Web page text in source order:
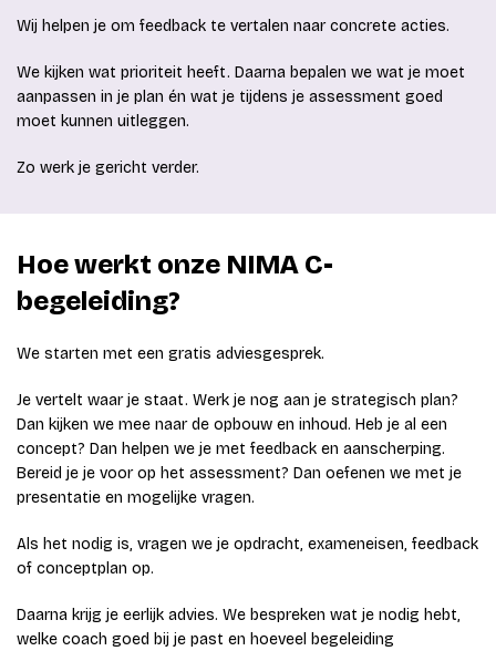
Wij helpen je om feedback te vertalen naar concrete acties.
We kijken wat prioriteit heeft. Daarna bepalen we wat je moet
aanpassen in je plan én wat je tijdens je assessment goed
moet kunnen uitleggen.
Zo werk je gericht verder.
Hoe werkt onze NIMA C-
begeleiding?
We starten met een gratis adviesgesprek.
Je vertelt waar je staat. Werk je nog aan je strategisch plan?
Dan kijken we mee naar de opbouw en inhoud. Heb je al een
concept? Dan helpen we je met feedback en aanscherping.
Bereid je je voor op het assessment? Dan oefenen we met je
presentatie en mogelijke vragen.
Als het nodig is, vragen we je opdracht, exameneisen, feedback
of conceptplan op.
Daarna krijg je eerlijk advies. We bespreken wat je nodig hebt,
welke coach goed bij je past en hoeveel begeleiding